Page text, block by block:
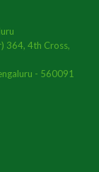
364, 4th Cross,
- 560091